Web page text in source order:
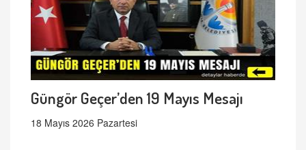
Güngör Geçer’den 19 Mayıs Mesajı
18 Mayıs 2026 Pazartesi